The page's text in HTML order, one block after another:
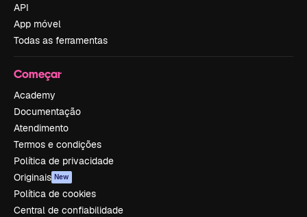
API
App móvel
Todas as ferramentas
Começar
Academy
Documentação
Atendimento
Termos e condições
Política de privacidade
Originais New
Política de cookies
Central de confiabilidade